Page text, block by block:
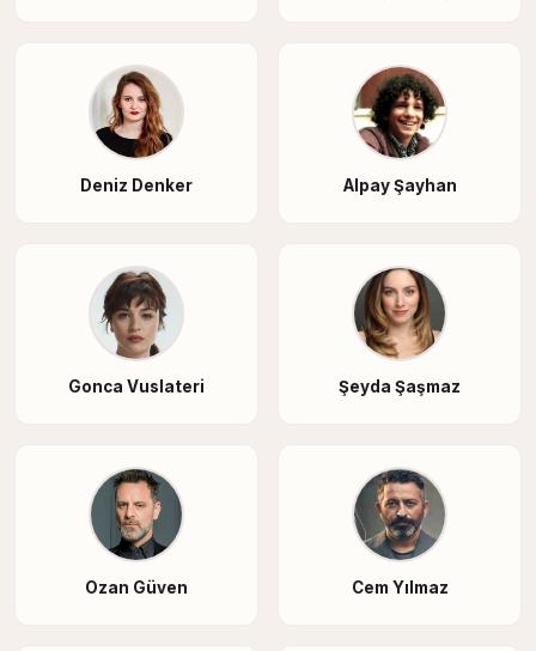
Deniz Denker Alpay Şayhan
Gonca Vuslateri Şeyda Şaşmaz
Ozan Güven Cem Yılmaz